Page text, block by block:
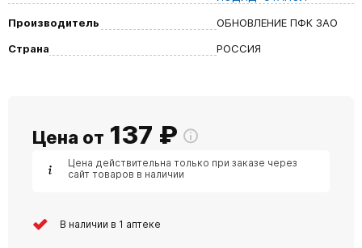
Производитель
ОБНОВЛЕНИЕ ПФК ЗАО
Страна
РОССИЯ
Цена от 137 ₽
Цена действительна только при заказе через
сайт товаров в наличии
В наличии в 1 аптеке